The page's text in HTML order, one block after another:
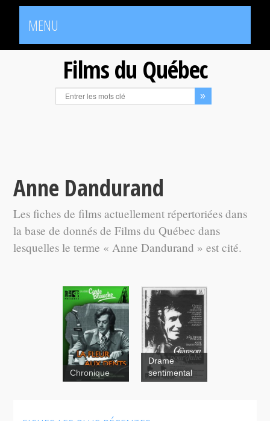
MENU
Films du Québec
Anne Dandurand
Les fiches de films actuellement répertoriées dans
la base de donnés de Films du Québec dans
lesquelles le terme « Anne Dandurand » est cité.
Chronique
Drame
sentimental